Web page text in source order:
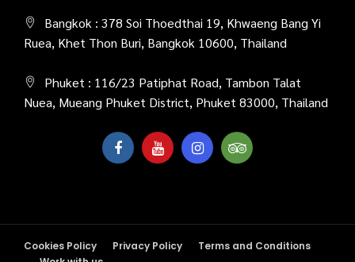
Bangkok : 378 Soi Thoedthai 19, Khwaeng Bang Yi
Ruea, Khet Thon Buri, Bangkok 10600, Thailand
Phuket : 116/23 Patiphat Road, Tambon Talat
Nuea, Mueang Phuket District, Phuket 83000, Thailand
Cookies Policy Privacy Policy
Terms and Conditions